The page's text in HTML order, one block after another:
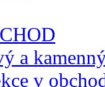
a
v